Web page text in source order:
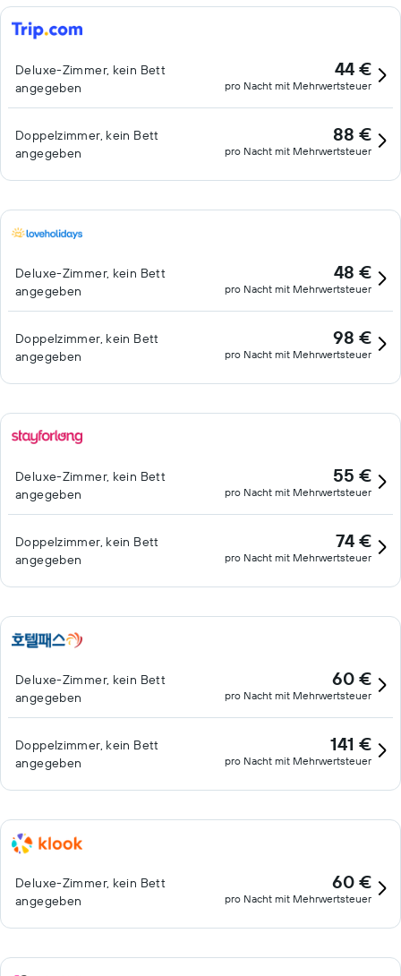
Deluxe-Zimmer, kein Bett
angegeben
44 €
pro Nacht mit Mehrwertsteuer
Doppelzimmer, kein Bett
angegeben
88 €
pro Nacht mit Mehrwertsteuer
Deluxe-Zimmer, kein Bett
angegeben
48 €
pro Nacht mit Mehrwertsteuer
Doppelzimmer, kein Bett
angegeben
98 €
pro Nacht mit Mehrwertsteuer
Deluxe-Zimmer, kein Bett
angegeben
55 €
pro Nacht mit Mehrwertsteuer
Doppelzimmer, kein Bett
angegeben
74 €
pro Nacht mit Mehrwertsteuer
Deluxe-Zimmer, kein Bett
angegeben
60 €
pro Nacht mit Mehrwertsteuer
Doppelzimmer, kein Bett
angegeben
141 €
pro Nacht mit Mehrwertsteuer
Deluxe-Zimmer, kein Bett
angegeben
60 €
pro Nacht mit Mehrwertsteuer